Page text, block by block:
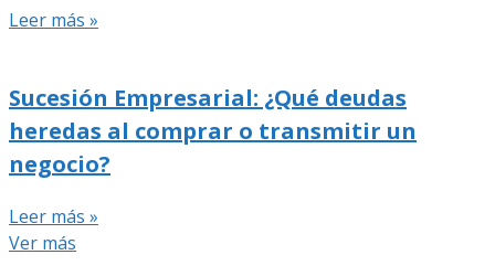
Leer más »
Sucesión Empresarial: ¿Qué deudas
heredas al comprar o transmitir un
negocio?
Leer más »
Ver más